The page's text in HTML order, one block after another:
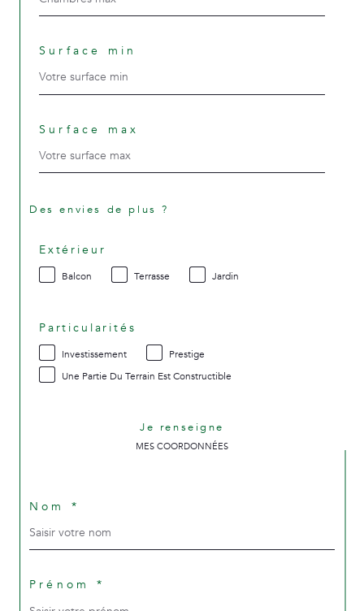
Surface min
Surface max
Des envies de plus ?
Extérieur
Balcon Terrasse Jardin
Particularités
Investissement
Prestige
Une Partie Du Terrain Est Constructible
Je renseigne
MES COORDONNÉES
Nom *
Prénom *